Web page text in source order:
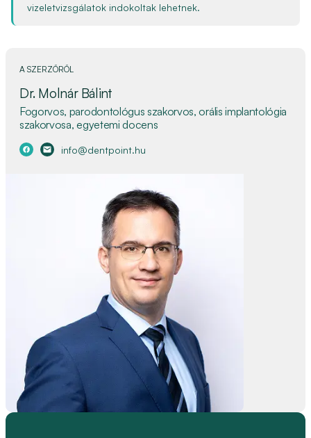
vizeletvizsgálatok indokoltak lehetnek.
A SZERZŐRŐL
Dr. Molnár Bálint
Fogorvos, parodontológus szakorvos, orális implantológia
szakorvosa, egyetemi docens
info@dentpoint.hu